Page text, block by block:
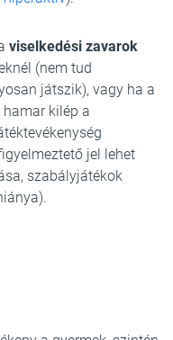
viselkedési zavarok
(nem tud
játszik), vagy ha a
hamar kilép a
jel lehet
szabályjátékok